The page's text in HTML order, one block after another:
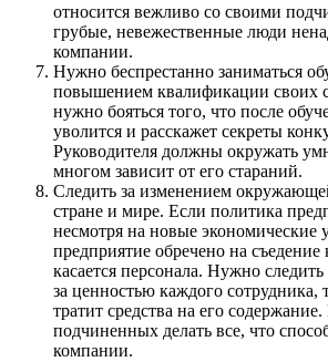
относится вежливо со своими
грубые, невежественные люди
компании.
Нужно беспрестанно заниматься
повышением квалификации своих
нужно бояться того, что после
уволится и расскажет секреты
Руководителя должны окружать
многом зависит от его стараний.
Следить за изменением
стране и мире. Если политика
несмотря на новые экономические
предприятие обречено на
касается персонала. Нужно следить
за ценностью каждого сотрудника,
тратит средства на его
подчиненных делать все, что
компании.